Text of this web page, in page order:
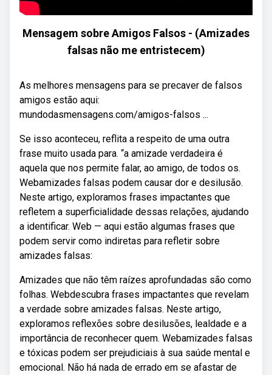
Mensagem sobre Amigos Falsos - (Amizades
falsas não me entristecem)
As melhores mensagens para se precaver de falsos
amigos estão aqui:
mundodasmensagens.com/amigos-falsos ...
Se isso aconteceu, reflita a respeito de uma outra
frase muito usada para. “a amizade verdadeira é
aquela que nos permite falar, ao amigo, de todos os.
Webamizades falsas podem causar dor e desilusão.
Neste artigo, exploramos frases impactantes que
refletem a superficialidade dessas relações, ajudando
a identificar. Web — aqui estão algumas frases que
podem servir como indiretas para refletir sobre
amizades falsas:
Amizades que não têm raízes aprofundadas são como
folhas. Webdescubra frases impactantes que revelam
a verdade sobre amizades falsas. Neste artigo,
exploramos reflexões sobre desilusões, lealdade e a
importância de reconhecer quem. Webamizades falsas
e tóxicas podem ser prejudiciais à sua saúde mental e
emocional. Não há nada de errado em se afastar de